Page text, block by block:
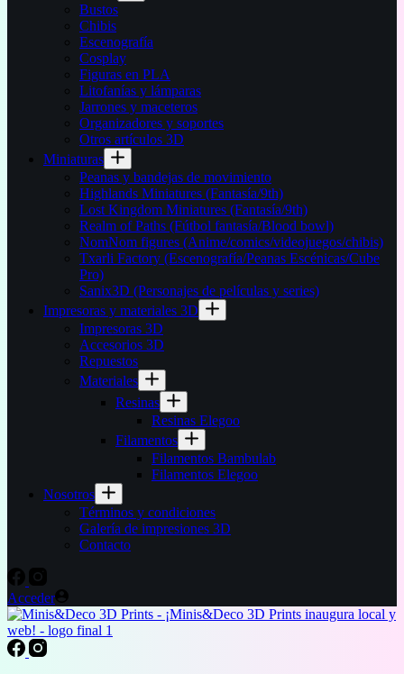
Bustos
Chibis
Escenografía
Cosplay
Figuras en PLA
Litofanías y lámparas
Jarrones y maceteros
Organizadores y soportes
Otros artículos 3D
Miniaturas
Peanas y bandejas de movimiento
Highlands Miniatures (Fantasía/9th)
Lost Kingdom Miniatures (Fantasía/9th)
Realm of Paths (Fútbol fantasía/Blood bowl)
NomNom figures (Anime/comics/videojuegos/chibis)
Txarli Factory (Escenografía/Peanas Escénicas/Cube
Pro)
Sanix3D (Personajes de películas y series)
Impresoras y materiales 3D
Impresoras 3D
Accesorios 3D
Repuestos
Materiales
Resinas
Resinas Elegoo
Filamentos
Filamentos Bambulab
Filamentos Elegoo
Nosotros
Términos y condiciones
Galería de impresiones 3D
Contacto
Acceder